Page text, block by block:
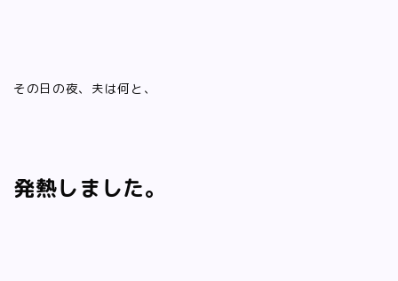
その日の夜、夫は何と、
発熱しました。